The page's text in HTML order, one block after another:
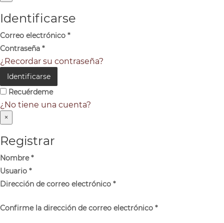
Identificarse
Correo electrónico *
Contraseña *
¿Recordar su contraseña?
Identificarse
Recuérdeme
¿No tiene una cuenta?
×
Registrar
Nombre*
Usuario *
Dirección de correo electrónico *
Confirme la dirección de correo electrónico *